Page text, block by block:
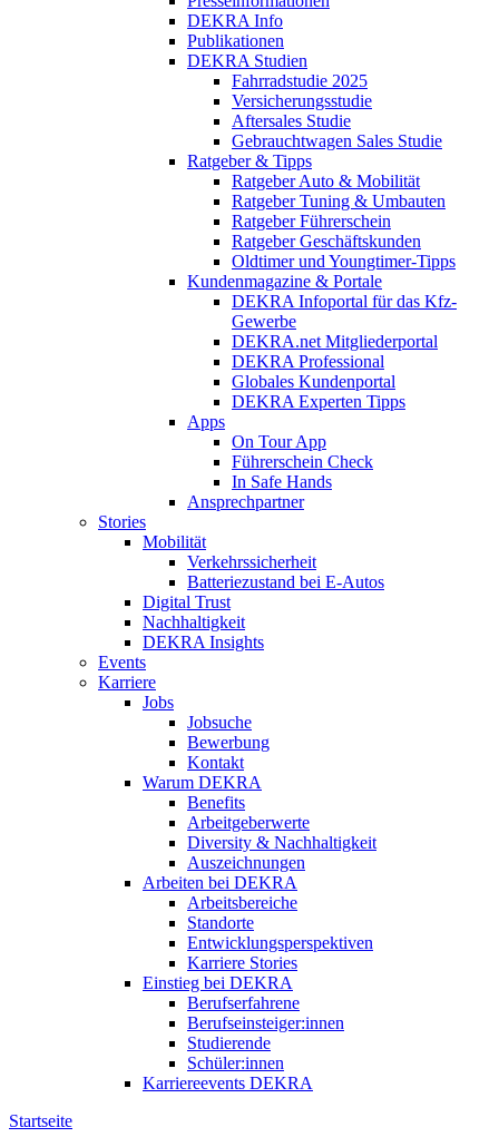
DEKRA Info
Publikationen
DEKRA Studien
Fahrradstudie 2025
Versicherungsstudie
Aftersales Studie
Gebrauchtwagen Sales Studie
Ratgeber & Tipps
Ratgeber Auto & Mobilität
Ratgeber Tuning & Umbauten
Ratgeber Führerschein
Ratgeber Geschäftskunden
Oldtimer und Youngtimer-Tipps
Kundenmagazine & Portale
DEKRA Infoportal für das Kfz-
Gewerbe
DEKRA.net Mitgliederportal
DEKRA Professional
Globales Kundenportal
DEKRA Experten Tipps
Apps
On Tour App
Führerschein Check
In Safe Hands
Ansprechpartner
Stories
Mobilität
Verkehrssicherheit
Batteriezustand bei E-Autos
Digital Trust
Nachhaltigkeit
DEKRA Insights
Events
Karriere
Jobs
Jobsuche
Bewerbung
Kontakt
Warum DEKRA
Benefits
Arbeitgeberwerte
Diversity & Nachhaltigkeit
Auszeichnungen
Arbeiten bei DEKRA
Arbeitsbereiche
Standorte
Entwicklungsperspektiven
Karriere Stories
Einstieg bei DEKRA
Berufserfahrene
Berufseinsteiger:innen
Studierende
Schüler:innen
Karriereevents DEKRA
Startseite